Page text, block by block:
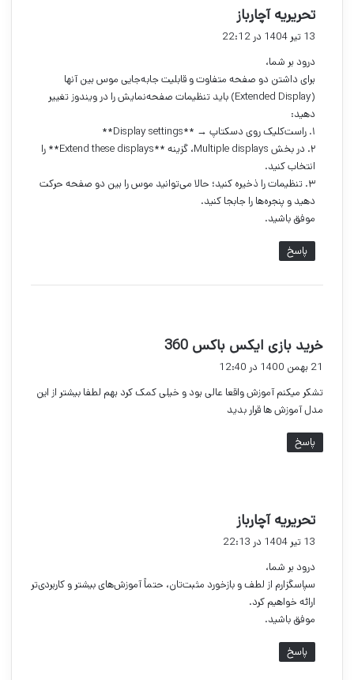
تحریریه آچارباز
ف
13 تیر 1404 در 22:12
درود بر شما،
برای داشتن دو صفحه متفاوت و قابلیت جابه‌جایی موس بین آنها
(Extended Display) باید تنظیمات صفحه‌نمایش را در ویندوز تغییر
دهید:
۱. راست‌کلیک روی دسکتاپ → **Display settings**
۲. در بخش Multiple displays، گزینه **Extend these displays** را
انتخاب کنید.
۳. تنظیمات را ذخیره کنید؛ حالا می‌توانید موس را بین دو صفحه حرکت
دهید و پنجره‌ها را جابجا کنید.
موفق باشید.
پاسخ
خرید بازی ایکس باکس 360
:
21 بهمن 1400 در 12:40
تشکر میکنم آموزش واقعا عالی بود و خیلی کمک کرد بهم لطفا بیشتر از این
مدل آموزش ها قرار بدید
پاسخ
تحریریه آچارباز
ف
13 تیر 1404 در 22:13
درود بر شما،
سپاسگزارم از لطف و بازخورد مثبت‌تان، حتماً آموزش‌های بیشتر و کاربردی‌تر
ارائه خواهیم کرد.
موفق باشید.
پاسخ